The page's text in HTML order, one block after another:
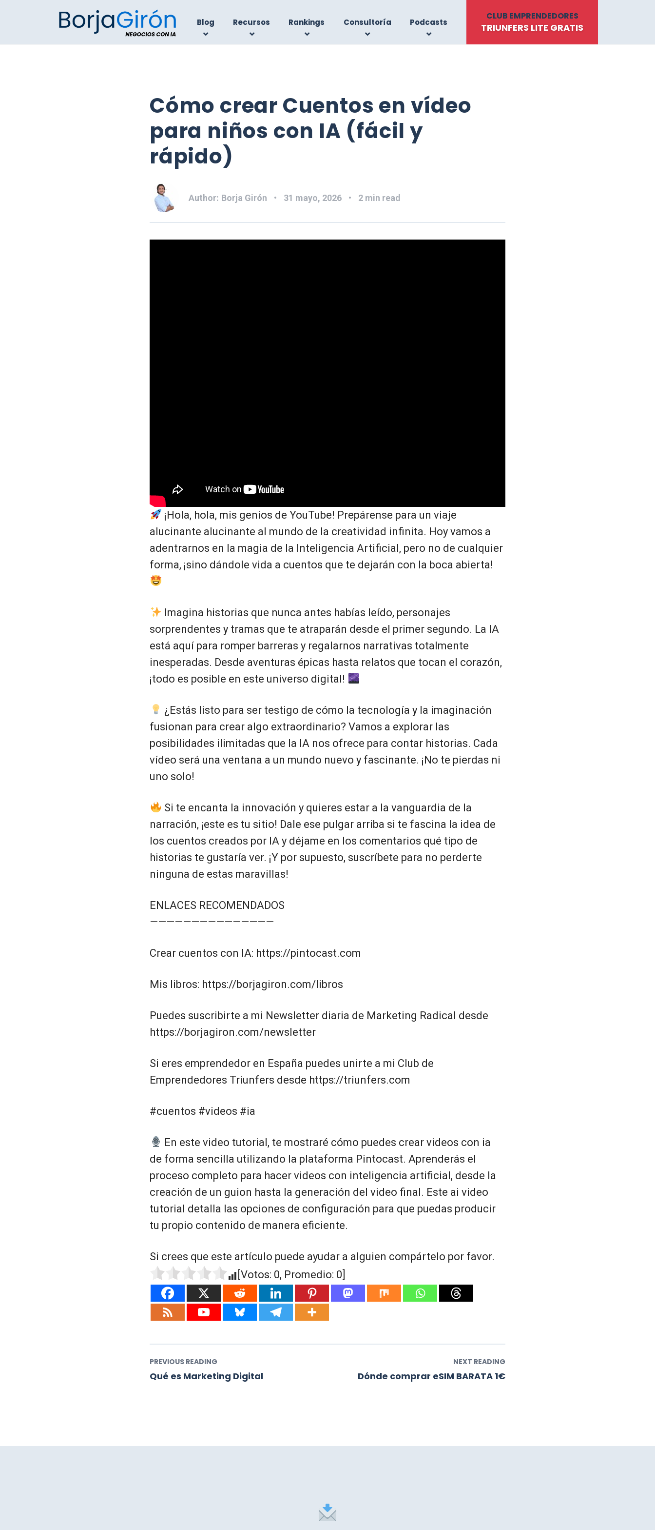
Blog Recursos Rankings Consultoría Podcasts
CLUB EMPRENDEDORES
TRIUNFERS LITE GRATIS
Cómo crear Cuentos en vídeo
para niños con IA (fácil y
rápido)
Author: Borja Girón 31 mayo, 2026 2 min read
¡Hola, hola, mis genios de YouTube! Prepárense para un viaje
alucinante alucinante al mundo de la creatividad infinita. Hoy vamos a
adentrarnos en la magia de la Inteligencia Artificial, pero no de cualquier
forma, ¡sino dándole vida a cuentos que te dejarán con la boca abierta!
Imagina historias que nunca antes habías leído, personajes
sorprendentes y tramas que te atraparán desde el primer segundo. La IA
está aquí para romper barreras y regalarnos narrativas totalmente
inesperadas. Desde aventuras épicas hasta relatos que tocan el corazón,
¡todo es posible en este universo digital!
¿Estás listo para ser testigo de cómo la tecnología y la imaginación
fusionan para crear algo extraordinario? Vamos a explorar las
posibilidades ilimitadas que la IA nos ofrece para contar historias. Cada
vídeo será una ventana a un mundo nuevo y fascinante. ¡No te pierdas ni
uno solo!
Si te encanta la innovación y quieres estar a la vanguardia de la
narración, ¡este es tu sitio! Dale ese pulgar arriba si te fascina la idea de
los cuentos creados por IA y déjame en los comentarios qué tipo de
historias te gustaría ver. ¡Y por supuesto, suscríbete para no perderte
ninguna de estas maravillas!
ENLACES RECOMENDADOS
———————————————
Crear cuentos con IA: https://pintocast.com
Mis libros: https://borjagiron.com/libros
Puedes suscribirte a mi Newsletter diaria de Marketing Radical desde
https://borjagiron.com/newsletter
Si eres emprendedor en España puedes unirte a mi Club de
Emprendedores Triunfers desde https://triunfers.com
#cuentos #videos #ia
En este video tutorial, te mostraré cómo puedes crear videos con ia
de forma sencilla utilizando la plataforma Pintocast. Aprenderás el
proceso completo para hacer videos con inteligencia artificial, desde la
creación de un guion hasta la generación del video final. Este ai video
tutorial detalla las opciones de configuración para que puedas producir
tu propio contenido de manera eficiente.
Si crees que este artículo puede ayudar a alguien compártelo por favor.
[Votos: 0, Promedio: 0
PREVIOUS READING
Qué es Marketing Digital
NEXT READING
Dónde comprar eSIM BARATA 1€